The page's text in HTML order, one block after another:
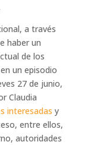
a través
haber un
de los
un episodio
27 de junio,
Claudia
interesadas y
entre ellos,
autoridades